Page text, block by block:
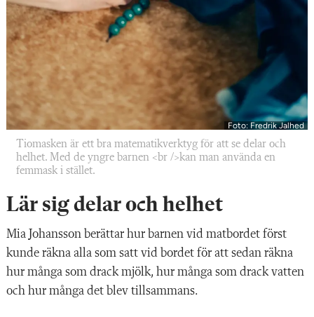
Foto: Fredrik Jalhed
Tiomasken är ett bra matematikverktyg för att se delar och
helhet. Med de yngre barnen <br />kan man använda en
femmask i stället.
Lär sig delar och helhet
Mia Johansson berättar hur barnen vid matbordet först
kunde räkna alla som satt vid bordet för att sedan räkna
hur många som drack mjölk, hur många som drack vatten
och hur många det blev tillsammans.